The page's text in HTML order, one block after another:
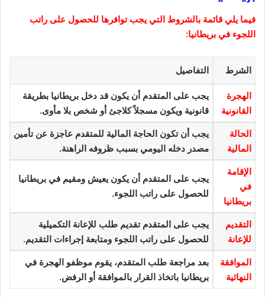
فيما يلي قائمة بالشروط التي يجب توافرها للحصول على راتب
اللجوء في بريطانيا:
الشرط التفاصيل
الهجرة
القانونية
يجب على المتقدم أن يكون قد دخل بريطانيا بطريقة
قانونية ويكون مسجلاً كلاجئ أو شخص بلا مأوى.
الحالة
المالية
يجب أن تكون الحاجة المالية للمتقدم عاجزة عن تأمين
مصدر دخله اليومي بسبب ظروفه الراهنة.
الإقامة
في
بريطانيا
يجب على المتقدم أن يكون يعيش ومقيم في بريطانيا
للحصول على راتب اللجوء.
التقديم
للإعانة
يجب على المتقدم تقديم طلب للإعانة التكميلية
للحصول على راتب اللجوء ومتابعة إجراءات التقديم.
الموافقة
النهائية
بعد مراجعة طلب المتقدم، يقوم موظفو الهجرة في
بريطانيا باتخاذ القرار بالموافقة أو الرفض.